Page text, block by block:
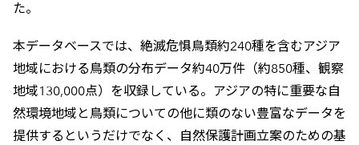
た。
本データベースでは、絶滅危惧鳥類約240種を含むアジア
地域における鳥類の分布データ約40万件（約850種、観察
地域130,000点）を収録している。アジアの特に重要な自
然環境地域と鳥類についての他に類のない豊富なデータを
提供するというだけでなく、自然保護計画立案のための基